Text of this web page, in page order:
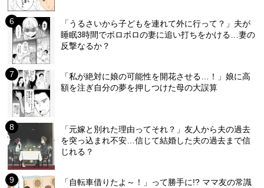
「うるさいから子どもを連れて外に行って？」夫が
睡眠3時間でボロボロの妻に追い打ちをかける…妻の
反撃なるか？
「私が絶対に娘の可能性を開花させる…！」娘に高
額を注ぎ自分の夢を押しつけた母の大誤算
「元嫁と別れた理由ってそれ？」友人から夫の過去
を突っ込まれ不安…信じて結婚した夫の過去まで信
じれる？
「自転車借りたよ～！」って勝手に!? ママ友の常識